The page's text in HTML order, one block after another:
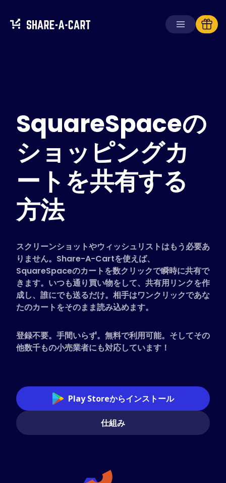
ソリューション
消費者向け
学校向け
企業向け
Plus+ を入手
対応ストア
よくある質問
ハウツーガイド
日本語 (Japanese)
SquareSpaceの
ショッピングカ
ートを共有する
方法
スクリーンショットやウィッシュリストはもう必要あ
りません。Share-A-Cartを使えば、
SquareSpaceのカートを数クリックで瞬時に共有で
きます。いつも通り買い物をして、共有用リンクを作
成し、誰にでも送るだけ。相手はワンクリックであな
たのカートをそのまま読み込めます。
登録不要。手間いらず。無料で利用可能。そしてその
他数千もの小売業者にも対応しています！
Play Storeからインストール
仕組み